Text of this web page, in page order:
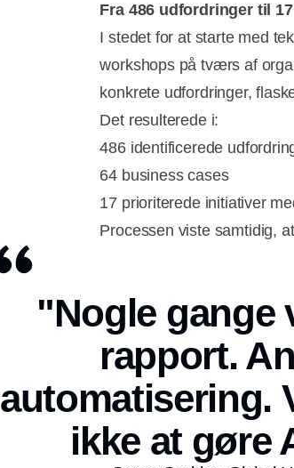
Fra 486 udfordringer til
I stedet for at starte med
workshops på tværs af
konkrete udfordringer,
Det resulterede i:
486 identificerede
64 business cases
17 prioriterede initiativer
Processen viste samtidig,
"Nogle gange
rapport.
automatisering.
ikke at gøre